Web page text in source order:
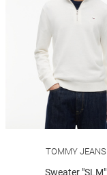
TOMMY JEANS
Sweater "SLM"